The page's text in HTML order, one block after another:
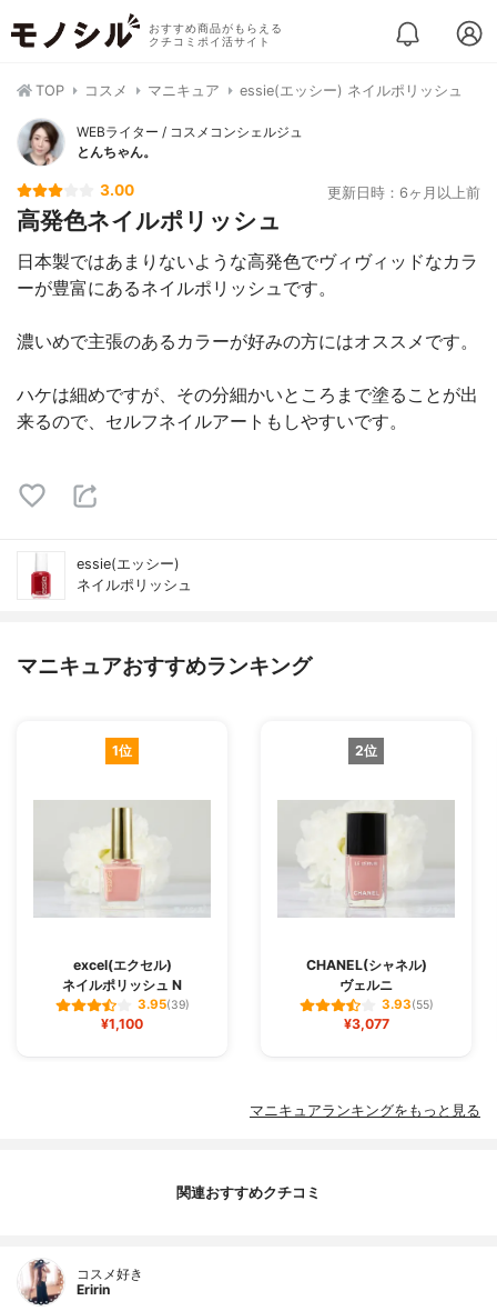
おすすめ商品がもらえる
クチコミポイ活サイト
TOP コスメ マニキュア essie(エッシー) ネイルポリッシュ
WEBライター / コスメコンシェルジュ
とんちゃん。
3.00 更新日時：6ヶ月以上前
高発色ネイルポリッシュ
日本製ではあまりないような高発色でヴィヴィッドなカラ
ーが豊富にあるネイルポリッシュです。
濃いめで主張のあるカラーが好みの方にはオススメです。
ハケは細めですが、その分細かいところまで塗ることが出
来るので、セルフネイルアートもしやすいです。
essie(エッシー)
ネイルポリッシュ
マニキュアおすすめランキング
1位
excel(エクセル)
ネイルポリッシュ N
3.95(39)
¥1,100
2位
CHANEL(シャネル)
ヴェルニ
3.93(55)
¥3,077
マニキュアランキングをもっと見る
関連おすすめクチコミ
コスメ好き
Eririn